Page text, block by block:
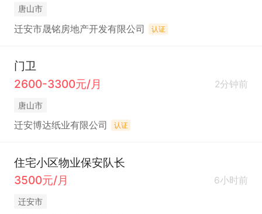
唐山市
迁安市晟铭房地产开发有限公司 认证
门卫
2600-3300元/月
2分钟前
唐山市
迁安博达纸业有限公司 认证
住宅小区物业保安队长
3500元/月
6小时前
迁安市